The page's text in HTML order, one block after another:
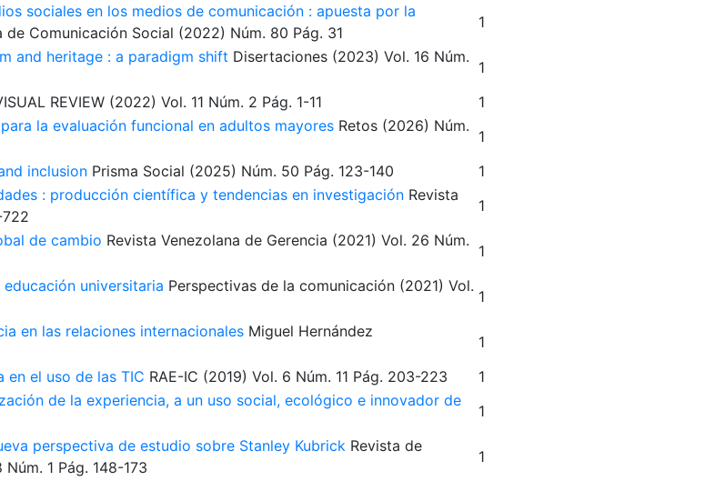
sociales en los medios de comunicación : apuesta por la
de Comunicación Social (2022) Núm. 80 Pág. 31
1
and heritage : a paradigm shift Disertaciones (2023) Vol. 16 Núm.
1
REVIEW (2022) Vol. 11 Núm. 2 Pág. 1-11
1
la evaluación funcional en adultos mayores Retos (2026) Núm.
1
inclusion Prisma Social (2025) Núm. 50 Pág. 123-140
1
: producción científica y tendencias en investigación Revista
1
de cambio Revista Venezolana de Gerencia (2021) Vol. 26 Núm.
1
universitaria Perspectivas de la comunicación (2021) Vol.
1
en las relaciones internacionales Miguel Hernández
1
el uso de las TIC RAE-IC (2019) Vol. 6 Núm. 11 Pág. 203-223
1
de la experiencia, a un uso social, ecológico e innovador de
1
perspectiva de estudio sobre Stanley Kubrick Revista de
Núm. 1 Pág. 148-173
1